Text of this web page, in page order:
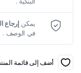
يمكن إرجاع
في الوصف .
أضف إلى قائمة